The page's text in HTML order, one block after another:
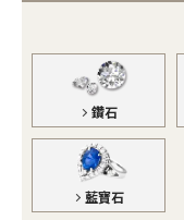
鑽石
藍寶石